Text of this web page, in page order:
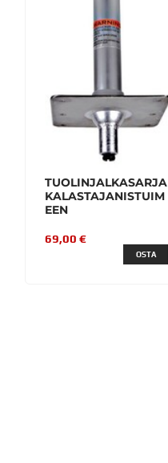
TUOLINJALKASARJA
KALASTAJANISTUIM
EEN
69,00 €
OSTA